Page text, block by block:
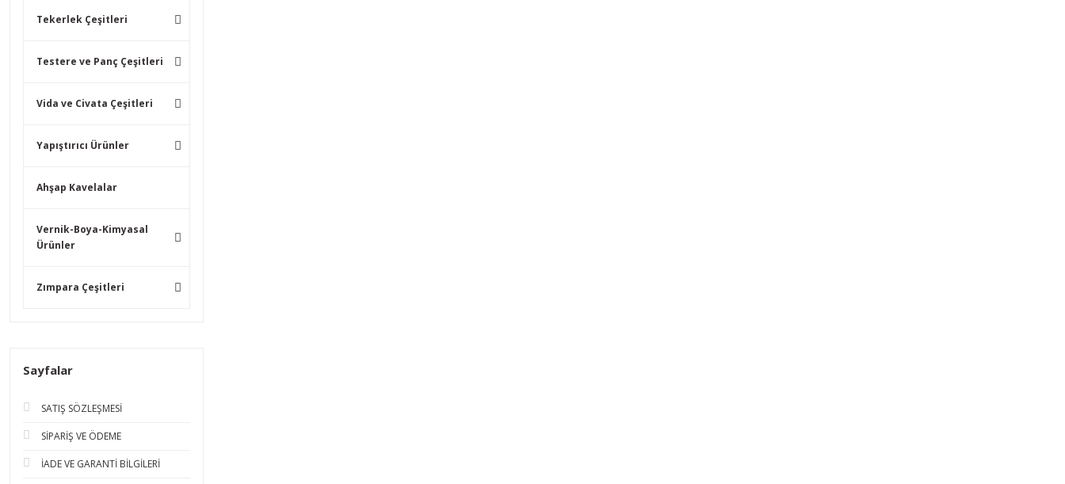
Tekerlek Çeşitleri
Testere ve Panç Çeşitleri
Vida ve Civata Çeşitleri
Yapıştırıcı Ürünler
Ahşap Kavelalar
Vernik-Boya-Kimyasal
Ürünler
Zımpara Çeşitleri
Sayfalar
SATIŞ SÖZLEŞMESİ
SİPARİŞ VE ÖDEME
İADE VE GARANTİ BİLGİLERİ